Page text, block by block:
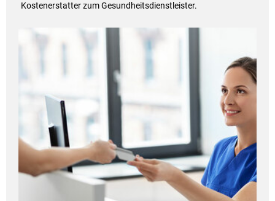
Kostenerstatter zum Gesundheitsdienstleister.